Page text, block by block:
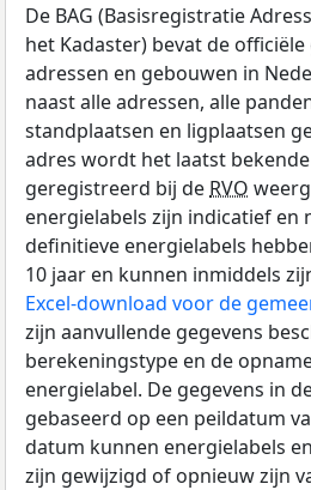
De BAG (Basisregistratie
het Kadaster) bevat de
adressen en gebouwen in
naast alle adressen, alle
standplaatsen en ligplaatsen
adres wordt het laatst
geregistreerd bij de RVO
energielabels zijn indicatief en
definitieve energielabels
10 jaar en kunnen inmiddels
Excel-download voor de
zijn aanvullende gegevens
berekeningstype en de
energielabel. De gegevens in
gebaseerd op een peildatum
datum kunnen energielabels
zijn gewijzigd of opnieuw zijn